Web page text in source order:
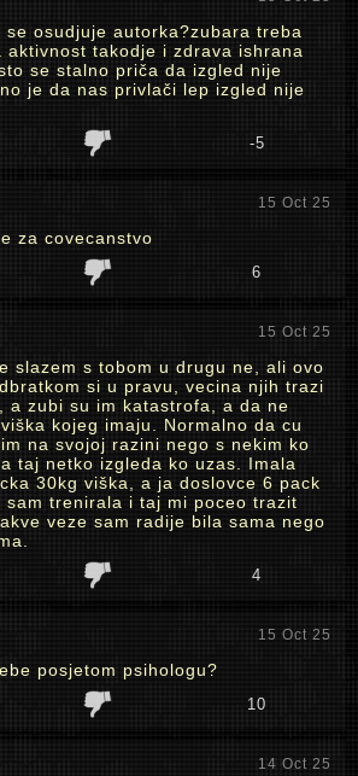
se osudjuje autorka?zubara treba
aktivnost takodje i zdrava ishrana
se stalno priča da izgled nije
je da nas privlači lep izgled nije
-5
15 Oct 25
za covecanstvo
6
15 Oct 25
slazem s tobom u drugu ne, ali ovo
si u pravu, vecina njih trazi
a zubi su im katastrofa, a da ne
kojeg imaju. Normalno da cu
na svojoj razini nego s nekim ko
taj netko izgleda ko uzas. Imala
30kg viška, a ja doslovce 6 pack
sam trenirala i taj mi poceo trazit
veze sam radije bila sama nego
4
15 Oct 25
posjetom psihologu?
10
14 Oct 25